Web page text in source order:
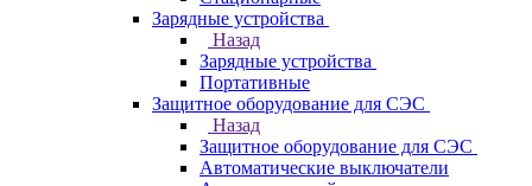
Зарядные устройства
Назад
Зарядные устройства
Портативные
Защитное оборудование для СЭС
Назад
Защитное оборудование для СЭС
Автоматические выключатели